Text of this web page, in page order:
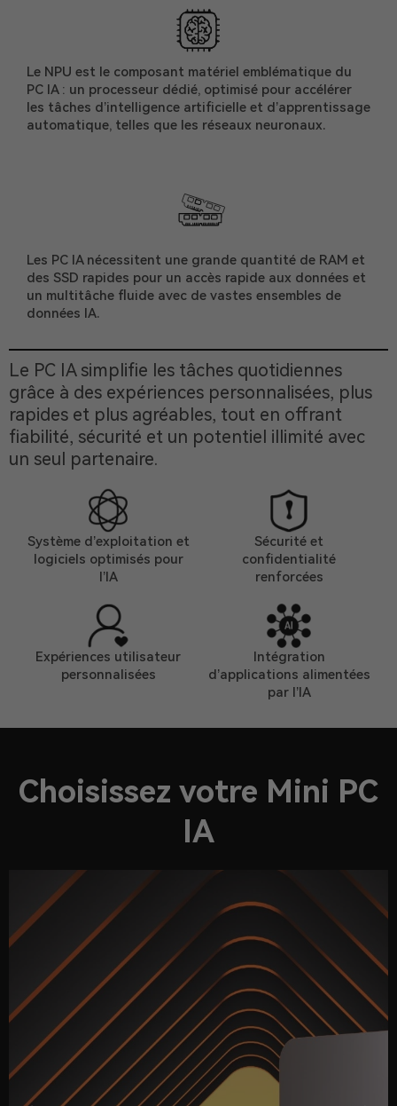
Le NPU est le composant matériel emblématique du
PC IA : un processeur dédié, optimisé pour accélérer
les tâches d’intelligence artificielle et d’apprentissage
automatique, telles que les réseaux neuronaux.
Les PC IA nécessitent une grande quantité de RAM et
des SSD rapides pour un accès rapide aux données et
un multitâche fluide avec de vastes ensembles de
données IA.
Le PC IA simplifie les tâches quotidiennes
grâce à des expériences personnalisées, plus
rapides et plus agréables, tout en offrant
fiabilité, sécurité et un potentiel illimité avec
un seul partenaire.
Système d’exploitation et
logiciels optimisés pour
l’IA
Sécurité et
confidentialité
renforcées
Expériences utilisateur
personnalisées
Intégration
d’applications alimentées
par l’IA
Choisissez votre Mini PC
IA